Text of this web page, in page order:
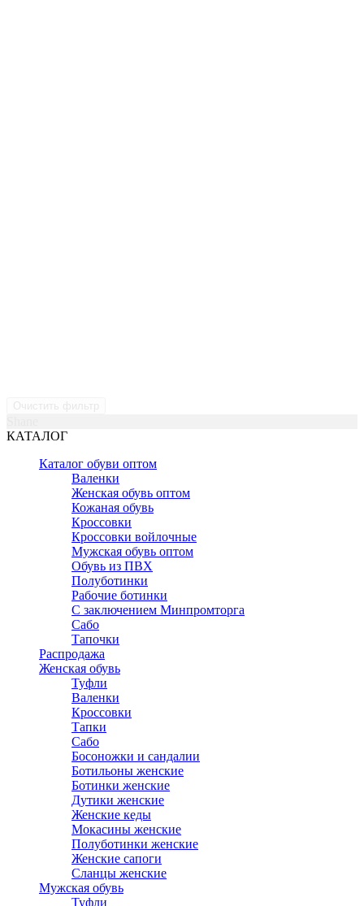
КАТАЛОГ
Каталог обуви оптом
Валенки
Женская обувь оптом
Кожаная обувь
Кроссовки
Кроссовки войлочные
Мужская обувь оптом
Обувь из ПВХ
Полуботинки
Рабочие ботинки
С заключением Минпромторга
Сабо
Тапочки
Распродажа
Женская обувь
Туфли
Валенки
Кроссовки
Тапки
Сабо
Босоножки и сандалии
Ботильоны женские
Ботинки женские
Дутики женские
Женские кеды
Мокасины женские
Полуботинки женские
Женские сапоги
Сланцы женские
Мужская обувь
Туфли